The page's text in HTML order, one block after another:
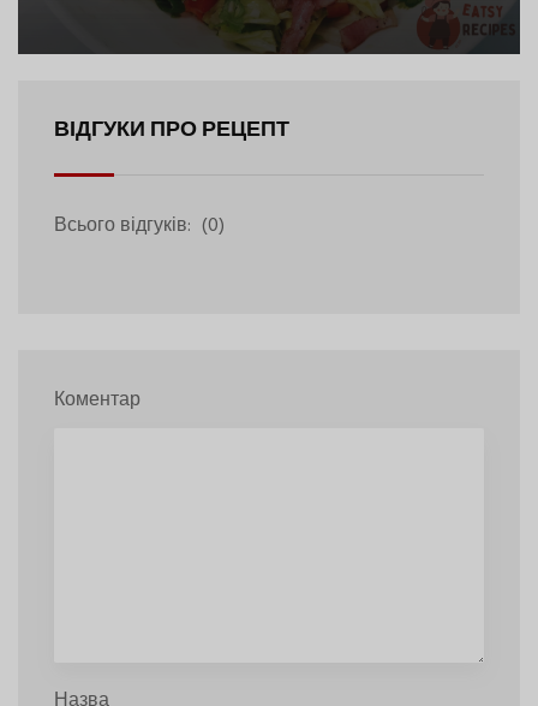
ВІДГУКИ ПРО РЕЦЕПТ
Всього відгуків: (0)
Коментар